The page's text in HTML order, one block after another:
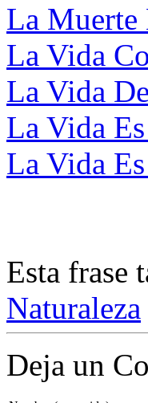
La Muerte
La Vida
La Vida
La Vida
La Vida
Esta frase
Naturaleza
Deja un